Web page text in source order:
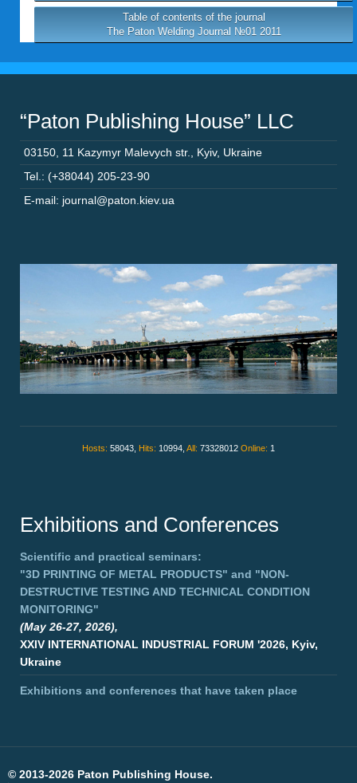
Table of contents of the journal
The Paton Welding Journal №01 2011
“Paton Publishing House” LLC
03150 11 Kazymyr Malevych str. Kyiv, Ukraine
Tel.: (+38044) 205-23-90
E-mail: journal@paton.kiev.ua
Hosts: 58043, Hits: 10994, All: 73328012 Online: 1
Exhibitions and Conferences
Scientific and practical seminars:
"3D PRINTING OF METAL PRODUCTS" and "NON-
DESTRUCTIVE TESTING AND TECHNICAL CONDITION
MONITORING"
(May 26-27, 2026),
XXIV INTERNATIONAL INDUSTRIAL FORUM '2026, Kyiv,
Ukraine
Exhibitions and conferences that have taken place
© 2013-2026 Paton Publishing House.